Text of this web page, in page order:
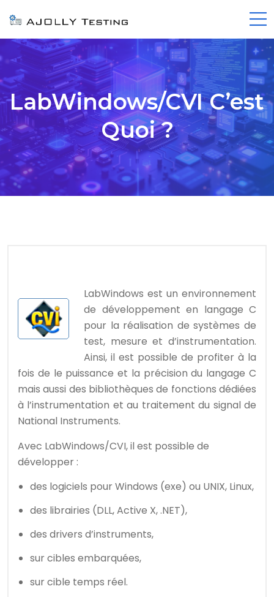
LabWindows/CVI C’est
Quoi ?
LabWindows est un environnement
de développement en langage C
pour la réalisation de systèmes de
test, mesure et d’instrumentation.
Ainsi, il est possible de profiter à la
fois de le puissance et la précision du langage C
mais aussi des bibliothèques de fonctions dédiées
à l’instrumentation et au traitement du signal de
National Instruments.
Avec LabWindows/CVI, il est possible de
développer :
des logiciels pour Windows (exe) ou UNIX, Linux,
des librairies (DLL, Active X, .NET),
des drivers d’instruments,
sur cibles embarquées,
sur cible temps réel.